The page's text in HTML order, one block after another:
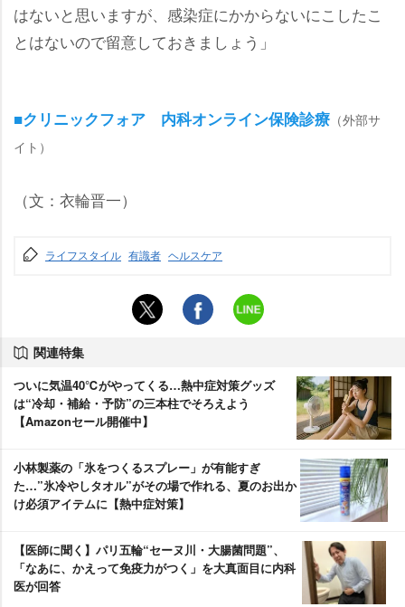
はないと思いますが、感染症にかからないにこしたこ
とはないので留意しておきましょう」
■クリニックフォア 内科オンライン保険診療 （外部サ
イト）
（文：衣輪晋一）
ライフスタイル 有識者 ヘルスケア
関連特集
ついに気温40℃がやってくる…熱中症対策グッズ
は“冷却・補給・予防”の三本柱でそろえよう
【Amazonセール開催中】
小林製薬の「氷をつくるスプレー」が有能すぎ
た…”氷冷やしタオル”がその場で作れる、夏のお出か
け必須アイテムに【熱中症対策】
【医師に聞く】パリ五輪“セーヌ川・大腸菌問題”、
「なあに、かえって免疫力がつく」を大真面目に内科
医が回答